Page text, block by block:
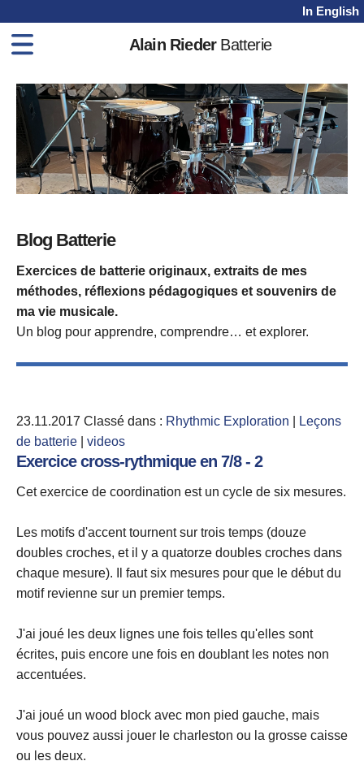
In English
Alain RiederBatterie
Méthodes
Cours
Vidéos
Shop
Contact
Blog Batterie
Exercices de batterie originaux, extraits de mes
méthodes, réflexions pédagogiques et souvenirs de
ma vie musicale.
Un blog pour apprendre, comprendre… et explorer.
23.11.2017 Classé dans : Rhythmic Exploration
Leçons
de batterie
videos
Exercice cross-rythmique en 7/8 - 2
Cet exercice de coordination est un cycle de six mesures.
Les motifs d'accent tournent sur trois temps (douze
doubles croches, et il y a quatorze doubles croches dans
chaque mesure). Il faut six mesures pour que le début du
motif revienne sur un premier temps.
J'ai joué les deux lignes une fois telles qu'elles sont
écrites, puis encore une fois en doublant les notes non
accentuées.
J'ai joué un wood block avec mon pied gauche, mais
vous pouvez aussi jouer le charleston ou la grosse caisse
ou les deux.